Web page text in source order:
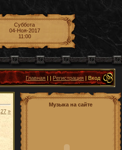
Суббота
04-Ноя-2017
11:00
Главная | |Регистрация | Вход
27 »
Музыка на сайте